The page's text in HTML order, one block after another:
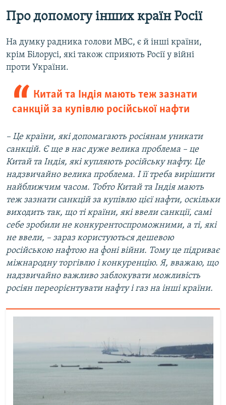
Про допомогу інших країн Росії
На думку радника голови МВС, є й інші країни,
крім Білорусі, які також сприяють Росії у війні
проти України.
Китай та Індія мають теж зазнати
санкцій за купівлю російської нафти
– Це країни, які допомагають росіянам уникати
санкцій. Є ще в нас дуже велика проблема – це
Китай та Індія, які купляють російську нафту. Це
надзвичайно велика проблема. І її треба вирішити
найближчим часом. Тобто Китай та Індія мають
теж зазнати санкцій за купівлю цієї нафти, оскільки
виходить так, що ті країни, які ввели санкції, самі
себе зробили не конкурентоспроможними, а ті, які
не ввели, – зараз користуються дешевою
російською нафтою на фоні війни. Тому це підриває
міжнародну торгівлю і конкуренцію. Я, вважаю, що
надзвичайно важливо заблокувати можливість
росіян переорієнтувати нафту і газ на інші країни.